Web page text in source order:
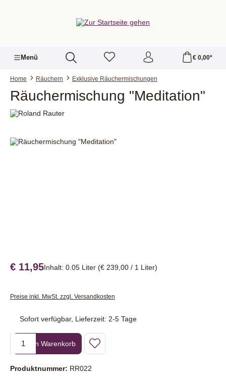
Menü € 0,00*
Home Räuchern Exklusive Räuchermischungen
Räuchermischung "Meditation"
Bildergalerie überspringen
€ 11,95Inhalt: 0.05 Liter (€ 239,00 / 1 Liter)
Preise inkl. MwSt. zzgl. Versandkosten
Sofort verfügbar, Lieferzeit: 2-5 Tage
Produkt Anzahl: Gib den gewünschten Wert ein oder benutze die
In den Warenkorb
Produktnummer: RR022